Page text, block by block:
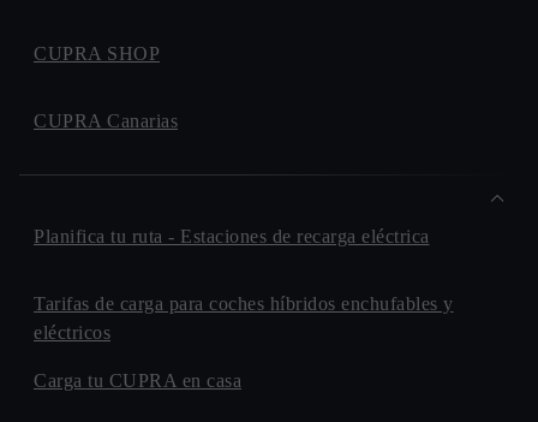
CUPRA SHOP
CUPRA Canarias
Planifica tu ruta - Estaciones de recarga eléctrica
Tarifas de carga para coches híbridos enchufables y
eléctricos
Carga tu CUPRA en casa